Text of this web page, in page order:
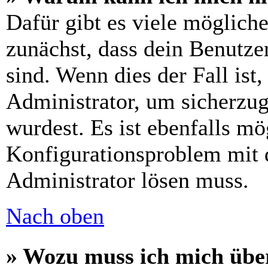
Dafür gibt es viele
zunächst, dass dein
sind. Wenn dies der Fall
Administrator, um
wurdest. Es ist ebenfalls
Konfigurationsproblem mit
Administrator lösen muss.
Nach oben
» Wozu muss ich mich